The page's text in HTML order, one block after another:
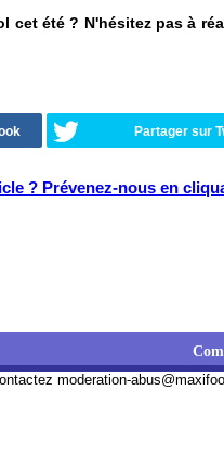
cet été ? N'hésitez pas à
Partager sur
? Prévenez-nous en
moderation-